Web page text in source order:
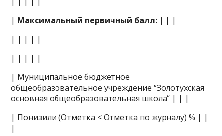
| Максимальный первичный балл: | | |
| | | | |
| | | | |
| Муниципальное бюджетное
общеобразовательное учреждение “Золотухская
основная общеобразовательная школа“ | | |
| Понизили (Отметка < Отметка по журналу) % | |
|